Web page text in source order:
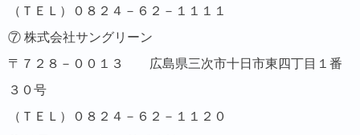
（ＴＥＬ）０８２４－６２－１１１１
⑦ 株式会社サングリーン
〒７２８－００１３ 広島県三次市十日市東四丁目１番
３０号
（ＴＥＬ）０８２４－６２－１１２０